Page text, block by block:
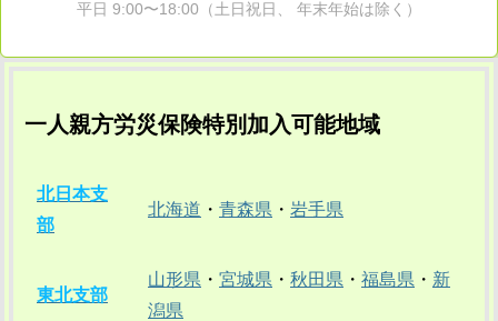
平日 9:00〜18:00（土日祝日、 年末年始は除く）
一人親方労災保険特別加入可能地域
北日本支
部
北海道 ・ 青森県 ・ 岩手県
東北支部
山形県 ・ 宮城県 ・ 秋田県 ・ 福島県 ・ 新
潟県